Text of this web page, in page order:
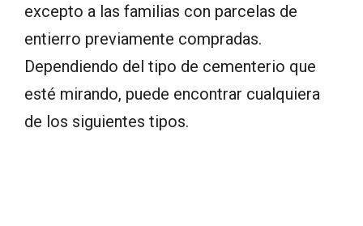
excepto a las familias con parcelas de
entierro previamente compradas.
Dependiendo del tipo de cementerio que
esté mirando, puede encontrar cualquiera
de los siguientes tipos.